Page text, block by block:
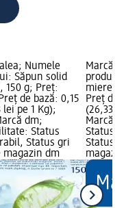
Numele
Săpun solid
150 g; Preț:
de bază: 0,15
lei pe 1 Kg);
dm;
Status
Status gri
magazin dm
Marcă:
miere,
Preț de
(26,33
Marcă
Status
Status